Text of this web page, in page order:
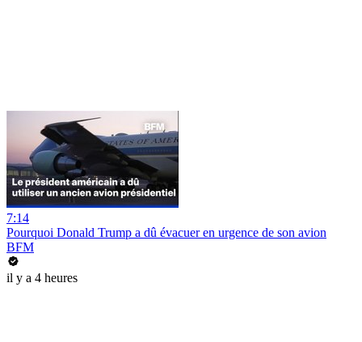
7:14
Pourquoi Donald Trump a dû évacuer en urgence de son avion
BFM
il y a 4 heures